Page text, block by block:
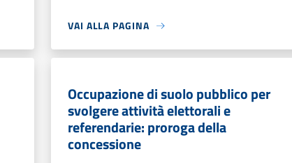
VAI ALLA PAGINA
Occupazione di suolo pubblico per
svolgere attività elettorali e
referendarie: proroga della
concessione